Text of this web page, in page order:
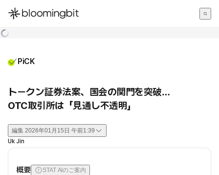
한국어
PiCK
トークン証券法案、国会の関門を突破…
OTC取引所は「見通し不透明」
編集 2026年01月15日 午前1:39
Uk Jin
概要 STAT AIのご案内